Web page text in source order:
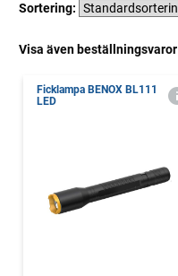
Sortering:
Visa även beställningsvaror
Ficklampa BENOX BL111
LED